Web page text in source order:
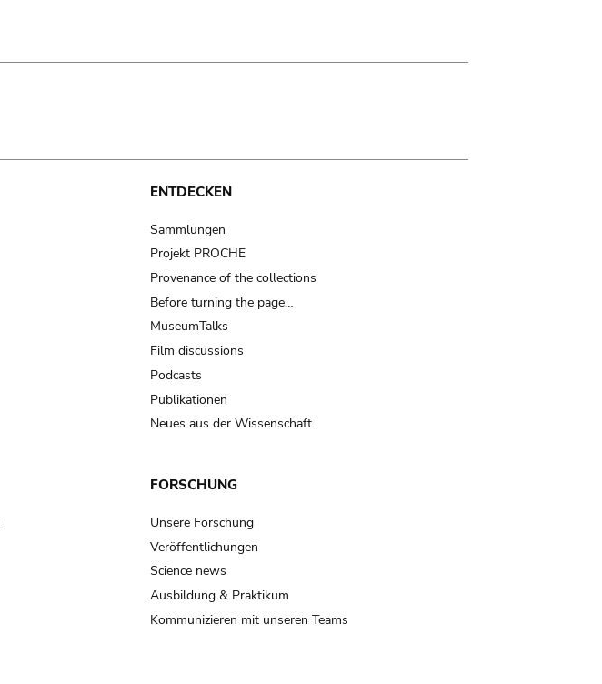
ENTDECKEN
Sammlungen
Projekt PROCHE
Provenance of the collections
Before turning the page…
MuseumTalks
Film discussions
Podcasts
Publikationen
Neues aus der Wissenschaft
FORSCHUNG
Unsere Forschung
Veröffentlichungen
Science news
Ausbildung & Praktikum
Kommunizieren mit unseren Teams